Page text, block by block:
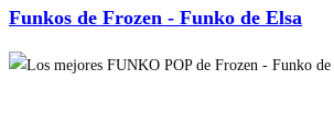
Funkos de Frozen - Funko de Elsa